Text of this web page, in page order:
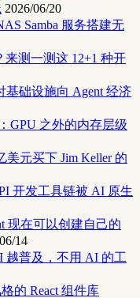
2026/06/20
Samba 服务搭建无
测一测这 12+1 种开
基础设施向 Agent 经济
GPU 之外的内存层级
美元买下 Jim Keller 的
开发工具链被 AI 原生
现在可以创建自己的
14
越普及，不用 AI 的工
的 React 组件库